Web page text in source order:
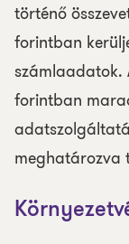
történő
forintban
számlaadatok.
forintban
meghatározva